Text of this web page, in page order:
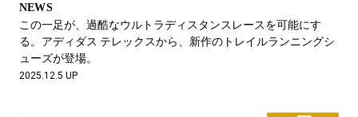
#LIFESTYLE
#SPORTS #HANDSOME HANDBOOK
NEWS
この一足が、過酷なウルトラディスタンスレースを可能にす
る。アディダス テレックスから、新作のトレイルランニングシ
ューズが登場。
2025.12.5 UP